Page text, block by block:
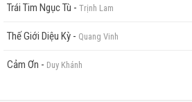
Trái Tim Ngục Tù - Trịnh Lam
Thế Giới Diệu Kỳ - Quang Vinh
Cảm Ơn - Duy Khánh